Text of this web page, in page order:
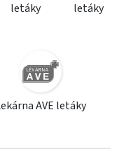
letáky
letáky
AVE letáky